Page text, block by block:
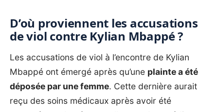
D’où proviennent les accusations
de viol contre Kylian Mbappé ?
Les accusations de viol à l’encontre de Kylian
Mbappé ont émergé après qu’une plainte a été
déposée par une femme. Cette dernière aurait
reçu des soins médicaux après avoir été